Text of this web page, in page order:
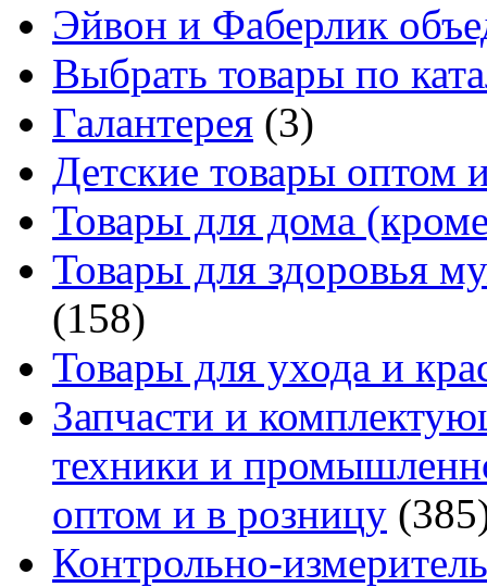
Эйвон и Фаберлик
Выбрать товары по
Галантерея (3)
Детские товары оптом
Товары для дома
Товары для здоровья
(158)
Товары для ухода и
Запчасти и
техники и
оптом и в розницу
Контрольно-